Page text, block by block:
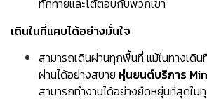
ทักทายและโต้ตอบกับพวกเขา
เดินในที่แคบได้อย่างมั่นใจ
สามารถเดินผ่านทุกพื้นที่ แม้ในทางเดิ
ผ่านได้อย่างสบาย หุ่นยนต์บริการ
สามารถทำงานได้อย่างยืดหยุ่นที่สุดใ